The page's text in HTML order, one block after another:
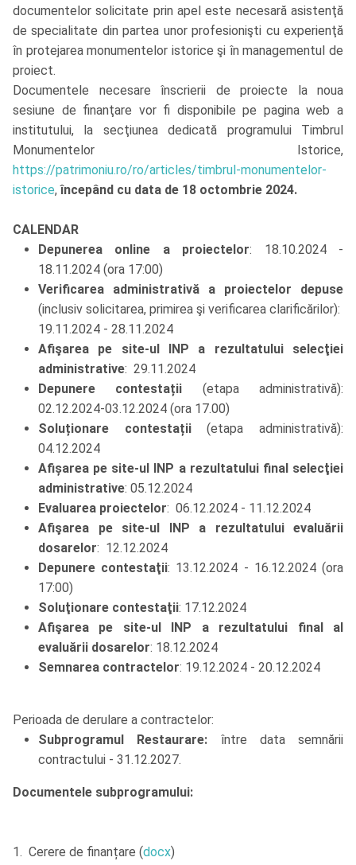
documentelor solicitate prin apel este necesară asistenţă
de specialitate din partea unor profesionişti cu experienţă
în protejarea monumentelor istorice şi în managementul de
proiect.
Documentele necesare înscrierii de proiecte la noua
sesiune de finanţare vor fi disponibile pe pagina web a
institutului, la secţiunea dedicată programului Timbrul
Monumentelor Istorice,
https://patrimoniu.ro/ro/articles/timbrul-monumentelor-
istorice,începând cu data de 18 octombrie 2024.
CALENDAR
Depunerea online a proiectelor: 18.10.2024 -
18.11.2024 (ora 17:00)
Verificarea administrativă a proiectelor depuse
(inclusiv solicitarea, primirea şi verificarea clarificărilor):
19.11.2024 - 28.11.2024
Afişarea pe site-ul INP a rezultatului selecţiei
administrative: 29.11.2024
Depunere contestații (etapa administrativă):
02.12.2024-03.12.2024 (ora 17.00)
Soluționare contestații(etapa administrativă):
04.12.2024
Afișarea pe site-ul INP a rezultatului final selecţiei
administrative: 05.12.2024
Evaluarea proiectelor: 06.12.2024 - 11.12.2024
Afişarea pe site-ul INP a rezultatului evaluării
dosarelor: 12.12.2024
Depunere contestaţii: 13.12.2024 - 16.12.2024 (ora
17:00)
Soluţionare contestaţii: 17.12.2024
Afişarea pe site-ul INP a rezultatului final al
evaluării dosarelor: 18.12.2024
Semnarea contractelor: 19.12.2024 - 20.12.2024
Perioada de derulare a contractelor:
Subprogramul Restaurare: între data semnării
contractului - 31.12.2027.
Documentele subprogramului:
1. Cerere de finanțare (docx)